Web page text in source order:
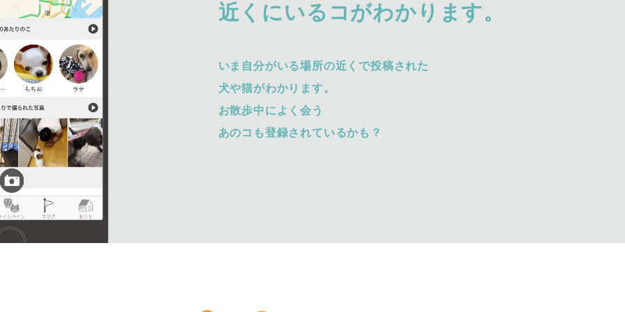
近くにいるコがわかります。
いま自分がいる場所の近くで投稿された
犬や猫がわかります。
お散歩中によく会う
あのコも登録されているかも？